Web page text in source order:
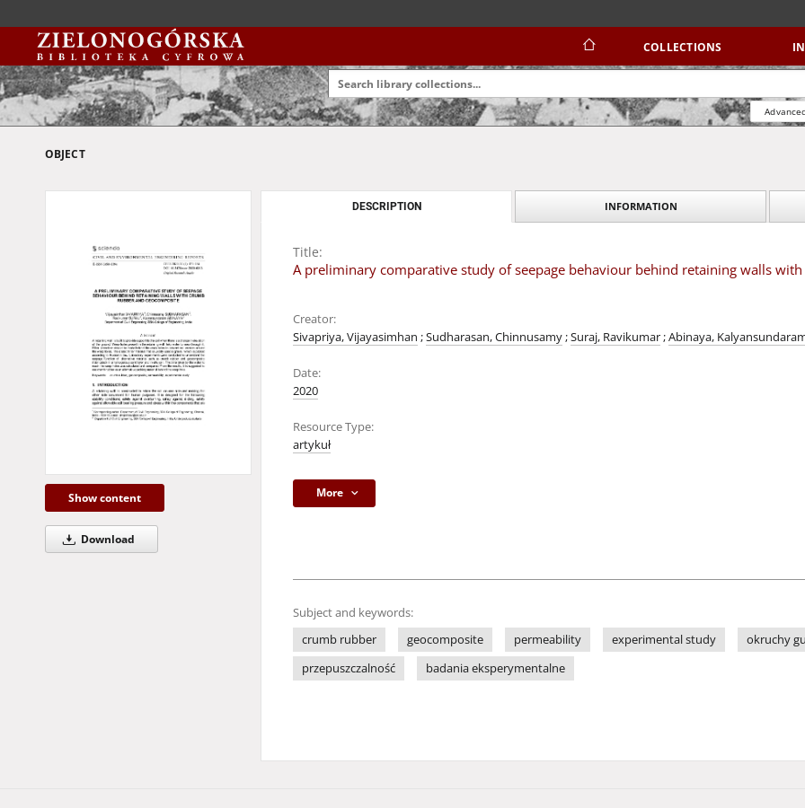
COLLECTIONS
OBJECT
Show content
Download
DESCRIPTION INFORMATION
Title:
A preliminary comparative study of seepage behaviour behind retaining walls
Creator:
Sivapriya, Vijayasimhan ;Sudharasan, Chinnusamy;Suraj, Ravikumar;Abinaya,
Date:
2020
Resource Type:
artykuł
More
Subject and keywords:
crumb rubber
geocomposite permeability experimental study okruchy
przepuszczalność
badania eksperymentalne